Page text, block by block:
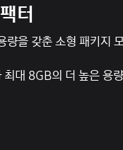
터
량을 갖춘 소형 패키지
대 8GB의 더 높은 용